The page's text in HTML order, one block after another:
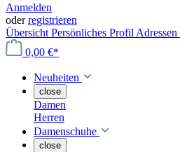
Anmelden
oderregistrieren
Übersicht Persönliches Profil Adressen
0,00 €*
Neuheiten
close
Damen
Herren
Damenschuhe
close